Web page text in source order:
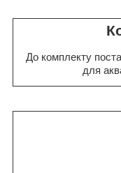
До комплекту
для